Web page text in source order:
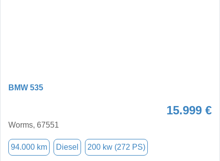
BMW 535
15.999 €
Worms, 67551
94.000 km Diesel 200 kw (272 PS)